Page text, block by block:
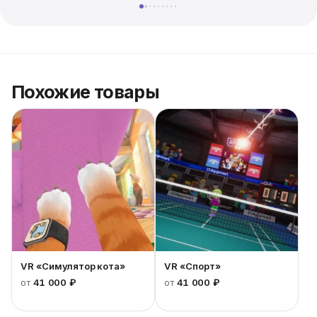
Оборудование для зала на детский праздник
игровое пространство в любом помещении.
Похожие товары
VR «Симулятор кота»
от41 000 ₽
VR «Спорт»
от41 000 ₽